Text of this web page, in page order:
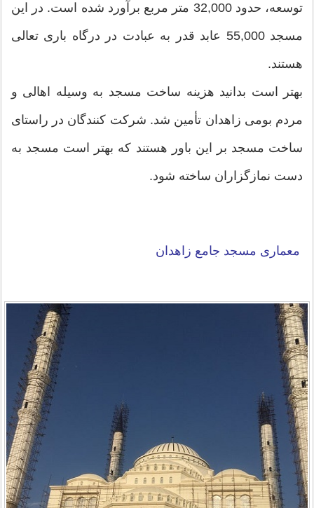
توسعه، حدود 32,000 متر مربع برآورد شده است. در این
مسجد 55,000 عابد قدر به عبادت در درگاه باری تعالی
هستند.
بهتر است بدانید هزینه ساخت مسجد به وسیله اهالی و
مردم بومی زاهدان تأمین شد. شرکت کنندگان در راستای
ساخت مسجد بر این باور هستند که بهتر است مسجد به
دست نمازگزاران ساخته شود.
معماری مسجد جامع زاهدان